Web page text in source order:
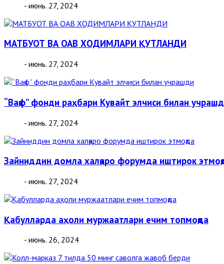
- июнь. 27, 2024
МАТБУОТ ВА ОАВ ХОДИМЛАРИ ҚУТЛАНДИ
- июнь. 27, 2024
“Вақф” фонди раҳбари Кувайт элчиси билан
- июнь. 27, 2024
Зайниддин домла халқаро форумда иштирок
- июнь. 27, 2024
Қабулларда аҳоли муржаатлари ечим топмоқда
- июнь. 26, 2024